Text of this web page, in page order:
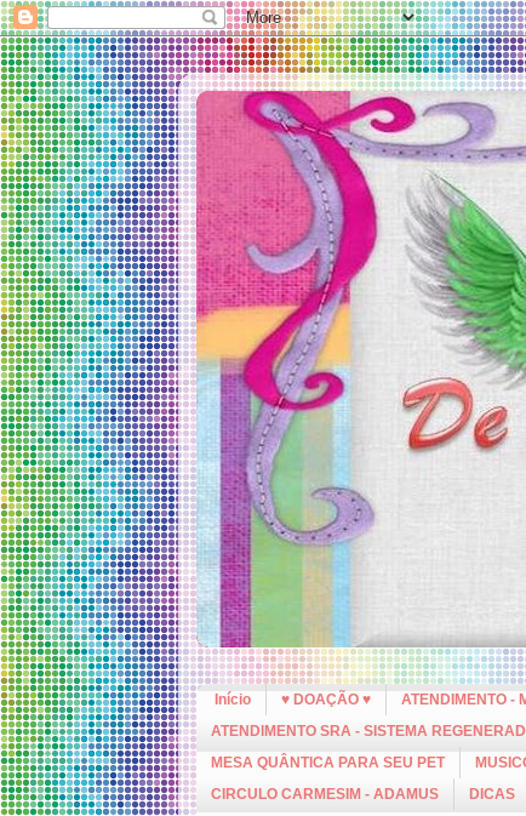
Início ♥ DOAÇÃO ♥ ATENDIMENTO -
ATENDIMENTO SRA - SISTEMA
MESA QUÂNTICA PARA SEU PET
CIRCULO CARMESIM - ADAMUS
DICAS